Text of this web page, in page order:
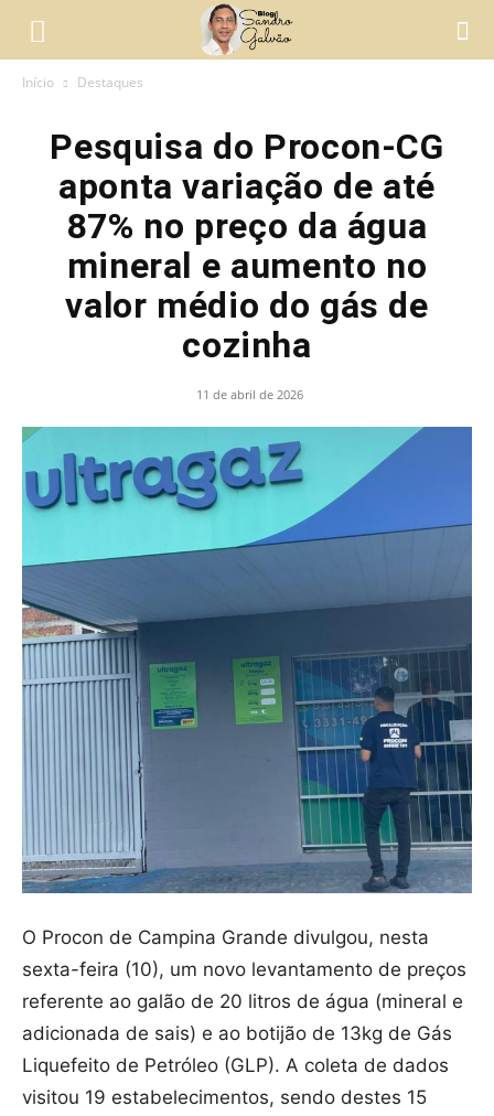
Início Destaques
Pesquisa do Procon-CG
aponta variação de até
87% no preço da água
mineral e aumento no
valor médio do gás de
cozinha
11 de abril de 2026
O Procon de Campina Grande divulgou, nesta
sexta-feira (10), um novo levantamento de preços
referente ao galão de 20 litros de água (mineral e
adicionada de sais) e ao botijão de 13kg de Gás
Liquefeito de Petróleo (GLP). A coleta de dados
visitou 19 estabelecimentos, sendo destes 15